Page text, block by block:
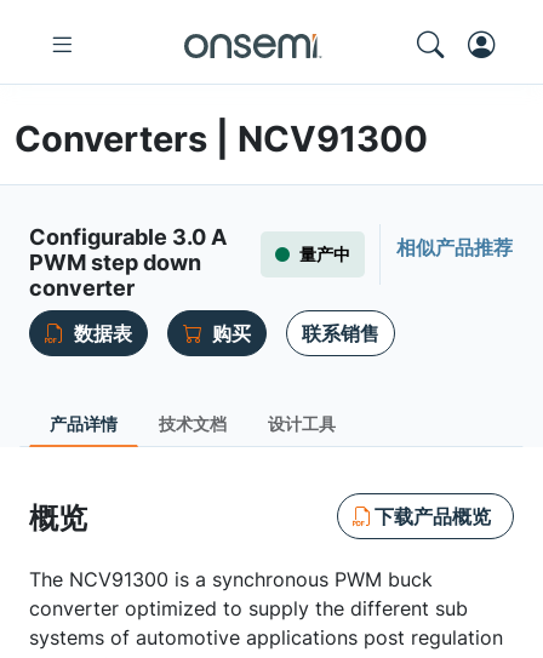
Converters | NCV91300
Configurable 3.0 A
PWM step down
converter
量产中 相似产品推荐
数据表 购买 联系销售
产品详情 技术文档 设计工具
概览 下载产品概览
The NCV91300 is a synchronous PWM buck
converter optimized to supply the different sub
systems of automotive applications post regulation